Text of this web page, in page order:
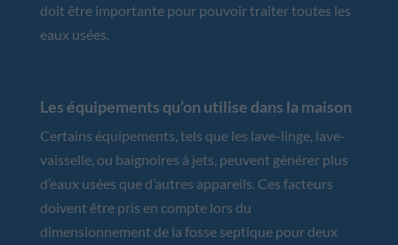
doit être importante pour pouvoir traiter toutes les
eaux usées.
Les équipements qu’on utilise dans la maison
Certains équipements, tels que les lave-linge, lave-
vaisselle, ou baignoires à jets, peuvent générer plus
d’eaux usées que d’autres appareils. Ces facteurs
doivent être pris en compte lors du
dimensionnement de la fosse septique pour deux